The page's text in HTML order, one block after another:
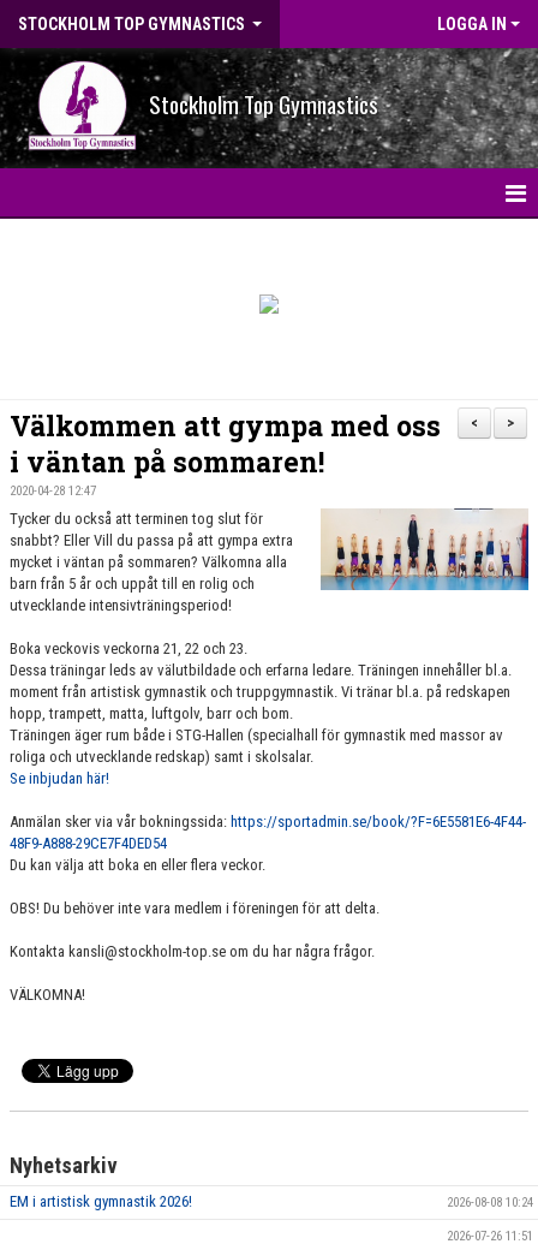
STOCKHOLM TOP GYMNASTICS LOGGA IN
Stockholm Top Gymnastics
OM FÖRENINGEN
VÄRDEGRUND
FÖRENINGSPRODUKTER
KONTAKT
MÄRKESTAGNING
>
<
Välkommen att gympa med oss
i väntan på sommaren!
2020-04-28 12:47
Tycker du också att terminen tog slut för
snabbt? Eller Vill du passa på att gympa extra
mycket i väntan på sommaren? Välkomna alla
barn från 5 år och uppåt till en rolig och
utvecklande intensivträningsperiod!
Boka veckovis veckorna 21, 22 och 23.
Dessa träningar leds av välutbildade och erfarna ledare. Träningen innehåller bl.a.
moment från artistisk gymnastik och truppgymnastik. Vi tränar bl.a. på redskapen
hopp, trampett, matta, luftgolv, barr och bom.
Träningen äger rum både i STG-Hallen (specialhall för gymnastik med massor av
roliga och utvecklande redskap) samt i skolsalar.
Se inbjudan här!
Anmälan sker via vår bokningssida: https://sportadmin.se/book/?F=6E5581E6-4F44-
48F9-A888-29CE7F4DED54
Du kan välja att boka en eller flera veckor.
OBS! Du behöver inte vara medlem i föreningen för att delta.
Kontakta kansli@stockholm-top.se om du har några frågor.
VÄLKOMNA!
Nyhetsarkiv
EM i artistisk gymnastik 2026! 2026-08-08 10:24
2026-07-26 11:51